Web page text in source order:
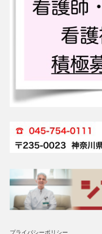
プライバシーポリシー